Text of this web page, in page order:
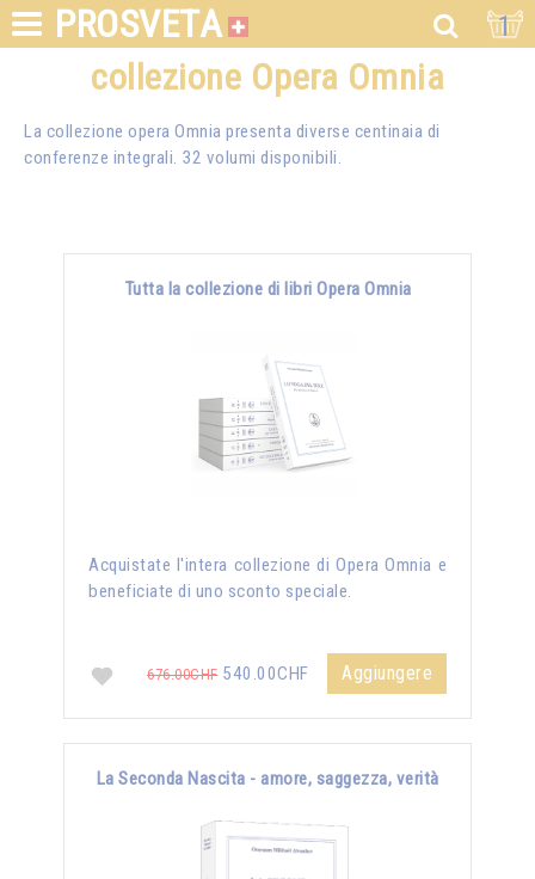
PROSVETA 1
collezione Opera Omnia
La collezione opera Omnia presenta diverse centinaia di
conferenze integrali. 32 volumi disponibili.
Tutta la collezione di libri Opera Omnia
Acquistate l'intera collezione di Opera Omnia e
beneficiate di uno sconto speciale.
676.00CHF540.00CHF Aggiungere
La Seconda Nascita - amore, saggezza, verità